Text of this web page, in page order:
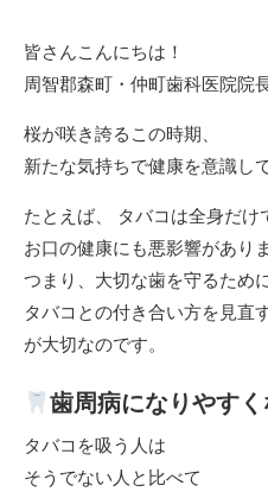
皆さんこんにちは！
周智郡森町・仲町歯科医院院
桜が咲き誇るこの時期、
新たな気持ちで健康を意識し
たとえば、 タバコは全身だけ
お口の健康にも悪影響がありま
つまり、大切な歯を守るため
タバコとの付き合い方を見直
が大切なのです。
歯周病になりやす
タバコを吸う人は
そうでない人と比べて